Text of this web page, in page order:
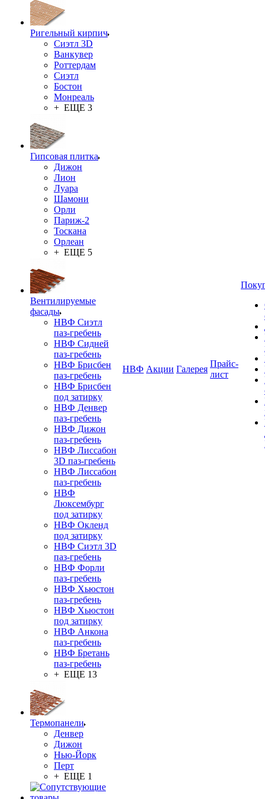
Ригельный кирпич
Сиэтл 3D
Ванкувер
Роттердам
Сиэтл
Бостон
Монреаль
+ ЕЩЕ 3
Гипсовая плитка
Дижон
Лион
Луара
Шамони
Орли
Париж-2
Тоскана
Орлеан
+ ЕЩЕ 5
Вентилируемые
фасады
НВФ Сиэтл
паз-гребень
НВФ Сидней
паз-гребень
НВФ Брисбен
паз-гребень
НВФ Брисбен
под затирку
НВФ Денвер
паз-гребень
НВФ Дижон
паз-гребень
НВФ Лиссабон
3D паз-гребень
НВФ Лиссабон
паз-гребень
НВФ
Люксембург
под затирку
НВФ Окленд
под затирку
НВФ Сиэтл 3D
паз-гребень
НВФ Форли
паз-гребень
НВФ Хьюстон
паз-гребень
НВФ Хьюстон
под затирку
НВФ Анкона
паз-гребень
НВФ Бретань
паз-гребень
+ ЕЩЕ 13
Термопанели
Денвер
Дижон
Нью-Йорк
Перт
+ ЕЩЕ 1
НВФ Акции Галерея
Прайс-
лист